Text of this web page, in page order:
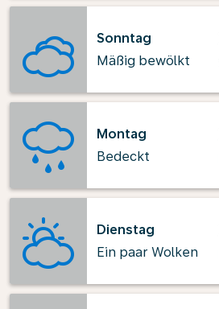
Sonntag
Mäßig bewölkt
Montag
Bedeckt
Dienstag
Ein paar Wolken